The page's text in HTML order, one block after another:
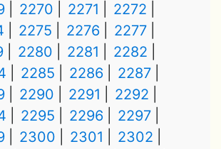
2270 2271
2272
2275 2276
2277
2280 2281
2282
2285 2286
2287
2290 2291
2292
2295 2296
2297
2300 2301
2302